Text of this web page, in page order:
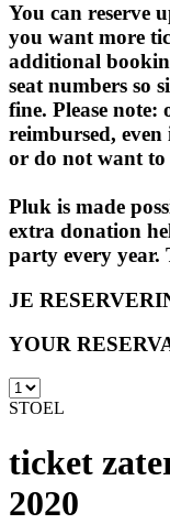
You can reserve
you want more
additional
seat numbers so
fine. Please note:
reimbursed,
or do not want to
Pluk is made
extra donation
party every year.
JE
YOUR
STOEL
ticket
2020